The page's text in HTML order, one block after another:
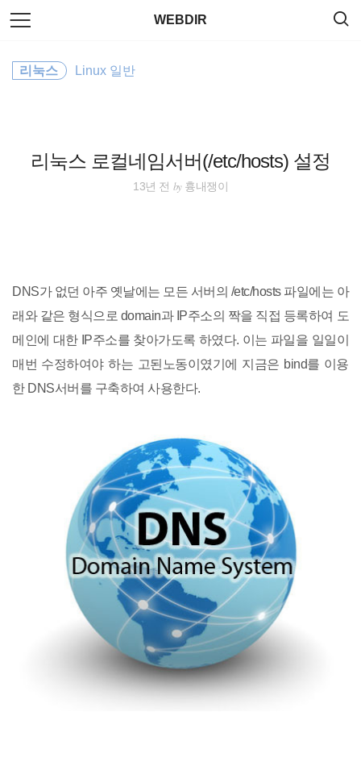
본
문
로
WEBDIR
리눅스 로컬네임서버(/etc/hosts) 설정
리눅스 Linux 일반
13년 전 by흉내쟁이
DNS가 없던 아주 옛날에는 모든 서버의 /etc/hosts 파일에는 아
래와 같은 형식으로 domain과 IP주소의 짝을 직접 등록하여 도
메인에 대한 IP주소를 찾아가도록 하였다. 이는 파일을 일일이
매번 수정하여야 하는 고된노동이였기에 지금은 bind를 이용
한 DNS서버를 구축하여 사용한다.
색
ubuntu
Editor
Linux